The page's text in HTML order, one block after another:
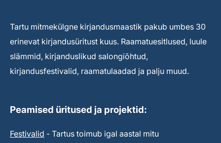
Tartu mitmekülgne kirjandusmaastik pakub umbes 30
erinevat kirjandusüritust kuus. Raamatuesitlused, luule
slämmid, kirjanduslikud salongiõhtud,
kirjandusfestivalid, raamatulaadad ja palju muud.
Peamised üritused ja projektid:
Festivalid - Tartus toimub igal aastal mitu